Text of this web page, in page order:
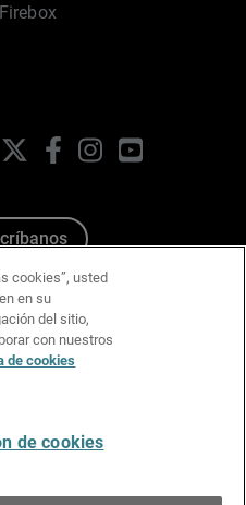
FacebookInstagramYouTube
cookies”, usted
en su
del sitio,
con nuestros
de cookies
de cookies